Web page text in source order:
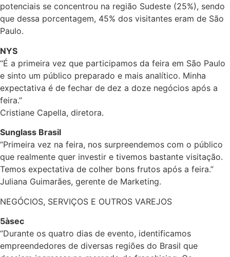
potenciais se concentrou na região Sudeste (25%), sendo
que dessa porcentagem, 45% dos visitantes eram de São
Paulo.
NYS
“É a primeira vez que participamos da feira em São Paulo
e sinto um público preparado e mais analítico. Minha
expectativa é de fechar de dez a doze negócios após a
feira.”
Cristiane Capella, diretora.
Sunglass Brasil
“Primeira vez na feira, nos surpreendemos com o público
que realmente quer investir e tivemos bastante visitação.
Temos expectativa de colher bons frutos após a feira.”
Juliana Guimarães, gerente de Marketing.
NEGÓCIOS, SERVIÇOS E OUTROS VAREJOS
5àsec
“Durante os quatro dias de evento, identificamos
empreendedores de diversas regiões do Brasil que